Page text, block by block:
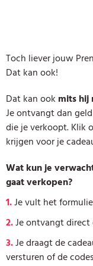
Toch liever jouw
Dat kan ook!
Dat kan ook mits hij
Je ontvangt dan
die je verkoopt. Klik
krijgen voor je
Wat kun je
gaat verkopen?
1.Je vult het
2.Je ontvangt direct
3.Je draagt de
versturen of de